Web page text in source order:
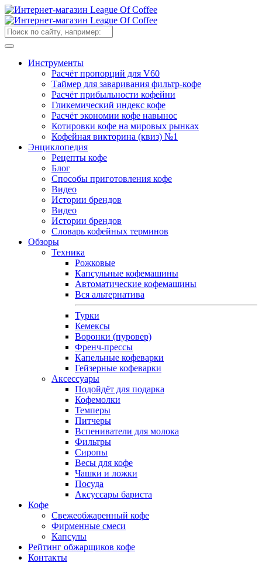
Инструменты
Расчёт пропорций для V60
Таймер для заваривания фильтр-кофе
Расчёт прибыльности кофейни
Гликемический индекс кофе
Расчёт экономии кофе навынос
Котировки кофе на мировых рынках
Кофейная викторина (квиз) №1
Энциклопедия
Рецепты кофе
Блог
Способы приготовления кофе
Видео
Истории брендов
Видео
Истории брендов
Словарь кофейных терминов
Обзоры
Техника
Рожковые
Капсульные кофемашины
Автоматические кофемашины
Вся альтернатива
Турки
Кемексы
Воронки (пуровер)
Френч-прессы
Капельные кофеварки
Гейзерные кофеварки
Аксессуары
Подойдёт для подарка
Кофемолки
Темперы
Питчеры
Вспениватели для молока
Фильтры
Сиропы
Весы для кофе
Чашки и ложки
Посуда
Аксуссары бариста
Кофе
Свежеобжаренный кофе
Фирменные смеси
Капсулы
Рейтинг обжарщиков кофе
Контакты